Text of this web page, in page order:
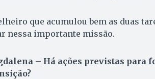
que acumulou bem as duas
nessa importante missão.
– Há ações previstas para